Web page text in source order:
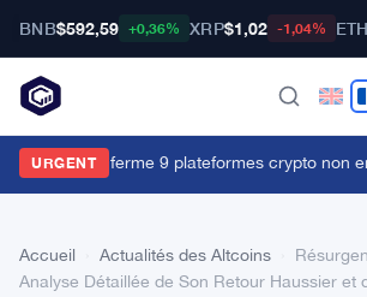
BNB$592,59 +0,36% XRP$1,02 -1,04% ETH
URGENT
FSB russe ferme 9 plateformes crypto non
Accueil Actualités des Altcoins
Analyse Détaillée de Son Retour Haussier et